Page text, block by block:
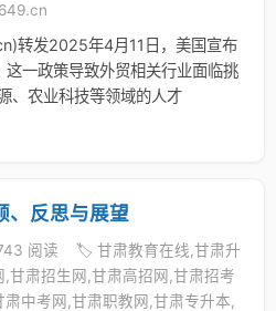
转发2025年4月11日，美国宣布
一政策导致外贸相关行业面临挑
、农业科技等领域的人才
、反思与展望
阅读
🏷️ 甘肃教育在线,甘肃升
甘肃招生网,甘肃高招网,甘肃招考
中考网,甘肃职教网,甘肃专升本,